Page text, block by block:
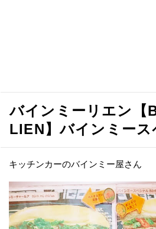
バインミーリエン【
LIEN】バインミース
キッチンカーのバインミー屋さん